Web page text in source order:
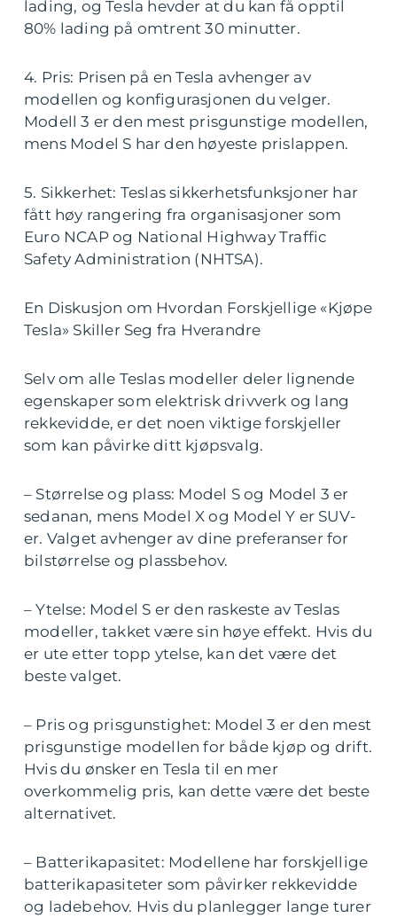
lading, og Tesla hevder at du kan få opptil
80% lading på omtrent 30 minutter.
4. Pris: Prisen på en Tesla avhenger av
modellen og konfigurasjonen du velger.
Modell 3 er den mest prisgunstige modellen,
mens Model S har den høyeste prislappen.
5. Sikkerhet: Teslas sikkerhetsfunksjoner har
fått høy rangering fra organisasjoner som
Euro NCAP og National Highway Traffic
Safety Administration (NHTSA).
En Diskusjon om Hvordan Forskjellige «Kjøpe
Tesla» Skiller Seg fra Hverandre
Selv om alle Teslas modeller deler lignende
egenskaper som elektrisk drivverk og lang
rekkevidde, er det noen viktige forskjeller
som kan påvirke ditt kjøpsvalg.
– Størrelse og plass: Model S og Model 3 er
sedanan, mens Model X og Model Y er SUV-
er. Valget avhenger av dine preferanser for
bilstørrelse og plassbehov.
– Ytelse: Model S er den raskeste av Teslas
modeller, takket være sin høye effekt. Hvis du
er ute etter topp ytelse, kan det være det
beste valget.
– Pris og prisgunstighet: Model 3 er den mest
prisgunstige modellen for både kjøp og drift.
Hvis du ønsker en Tesla til en mer
overkommelig pris, kan dette være det beste
alternativet.
– Batterikapasitet: Modellene har forskjellige
batterikapasiteter som påvirker rekkevidde
og ladebehov. Hvis du planlegger lange turer